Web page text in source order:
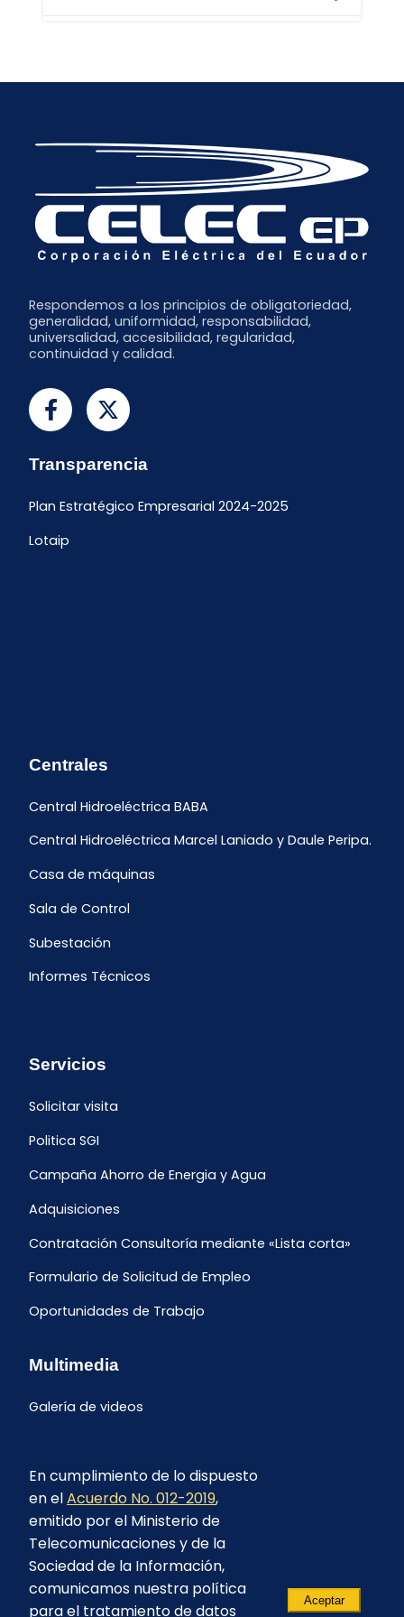
Enero
Abril
Enero
Julio
Abril
Febrero
Enero
Respondemos a los principios de obligatoriedad,
generalidad, uniformidad, responsabilidad,
universalidad, accesibilidad, regularidad,
continuidad y calidad.
Transparencia
Plan Estratégico Empresarial 2024-2025
Lotaip
Centrales
Central Hidroeléctrica BABA
Central Hidroeléctrica Marcel Laniado y Daule Peripa.
Casa de máquinas
Sala de Control
Subestación
Informes Técnicos
Servicios
Solicitar visita
Politica SGI
Campaña Ahorro de Energia y Agua
Adquisiciones
Contratación Consultoría mediante «Lista corta»
Formulario de Solicitud de Empleo
Oportunidades de Trabajo
Multimedia
Galería de videos
En cumplimiento de lo dispuesto
en elAcuerdo No. 012-2019,
emitido por el Ministerio de
Telecomunicaciones y de la
Sociedad de la Información,
comunicamos nuestra política
para el tratamiento de datos
Aceptar